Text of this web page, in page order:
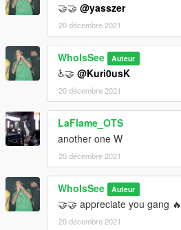
🤝🤝 @yasszer
20 décembre 2021
WhoIsSee Auteur
♿️🤝 @Kuri0usK
20 décembre 2021
LaFlame_OTS
another one W
20 décembre 2021
WhoIsSee Auteur
🤝🤝 appreciate you gang 🔥
20 décembre 2021